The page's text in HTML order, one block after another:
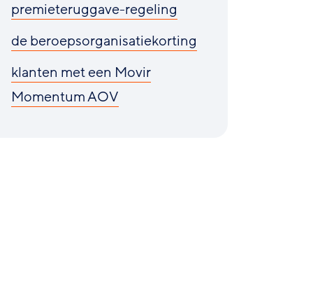
premieteruggave-regeling
de beroepsorganisatiekorting
klanten met een Movir
Momentum AOV